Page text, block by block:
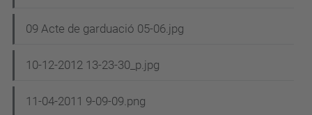
09 Acte de garduació 05-06.jpg
10-12-2012 13-23-30_p.jpg
11-04-2011 9-09-09.png